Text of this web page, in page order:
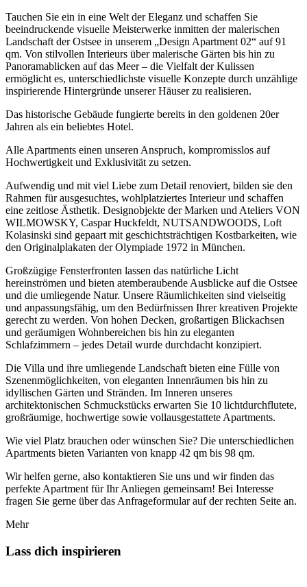
Tauchen Sie ein in eine Welt der Eleganz und schaffen Sie
beeindruckende visuelle Meisterwerke inmitten der malerischen
Landschaft der Ostsee in unserem „Design Apartment 02“ auf 91
qm. Von stilvollen Interieurs über malerische Gärten bis hin zu
Panoramablicken auf das Meer – die Vielfalt der Kulissen
ermöglicht es, unterschiedlichste visuelle Konzepte durch unzählige
inspirierende Hintergründe unserer Häuser zu realisieren.
Das historische Gebäude fungierte bereits in den goldenen 20er
Jahren als ein beliebtes Hotel.
Alle Apartments einen unseren Anspruch, kompromisslos auf
Hochwertigkeit und Exklusivität zu setzen.
Aufwendig und mit viel Liebe zum Detail renoviert, bilden sie den
Rahmen für ausgesuchtes, wohlplatziertes Interieur und schaffen
eine zeitlose Ästhetik. Designobjekte der Marken und Ateliers VON
WILMOWSKY, Caspar Huckfeldt, NUTSANDWOODS, Loft
Kolasinski sind gepaart mit geschichtsträchtigen Kostbarkeiten, wie
den Originalplakaten der Olympiade 1972 in München.
Großzügige Fensterfronten lassen das natürliche Licht
hereinströmen und bieten atemberaubende Ausblicke auf die Ostsee
und die umliegende Natur. Unsere Räumlichkeiten sind vielseitig
und anpassungsfähig, um den Bedürfnissen Ihrer kreativen Projekte
gerecht zu werden. Von hohen Decken, großartigen Blickachsen
und geräumigen Wohnbereichen bis hin zu eleganten
Schlafzimmern – jedes Detail wurde durchdacht konzipiert.
Die Villa und ihre umliegende Landschaft bieten eine Fülle von
Szenenmöglichkeiten, von eleganten Innenräumen bis hin zu
idyllischen Gärten und Stränden. Im Inneren unseres
architektonischen Schmuckstücks erwarten Sie 10 lichtdurchflutete,
großräumige, hochwertige sowie vollausgestattete Apartments.
Wie viel Platz brauchen oder wünschen Sie? Die unterschiedlichen
Apartments bieten Varianten von knapp 42 qm bis 98 qm.
Wir helfen gerne, also kontaktieren Sie uns und wir finden das
perfekte Apartment für Ihr Anliegen gemeinsam! Bei Interesse
fragen Sie gerne über das Anfrageformular auf der rechten Seite an.
Mehr
Lass dich inspirieren